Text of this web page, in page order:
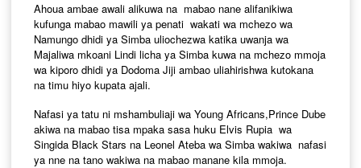
Ahoua ambae awali alikuwa na mabao nane alifanikiwa
kufunga mabao mawili ya penati wakati wa mchezo wa
Namungo dhidi ya Simba uliochezwa katika uwanja wa
Majaliwa mkoani Lindi licha ya Simba kuwa na mchezo mmoja
wa kiporo dhidi ya Dodoma Jiji ambao uliahirishwa kutokana
na timu hiyo kupata ajali.
Nafasi ya tatu ni mshambuliaji wa Young Africans,Prince Dube
akiwa na mabao tisa mpaka sasa huku Elvis Rupia wa
Singida Black Stars na Leonel Ateba wa Simba wakiwa nafasi
ya nne na tano wakiwa na mabao manane kila mmoja.